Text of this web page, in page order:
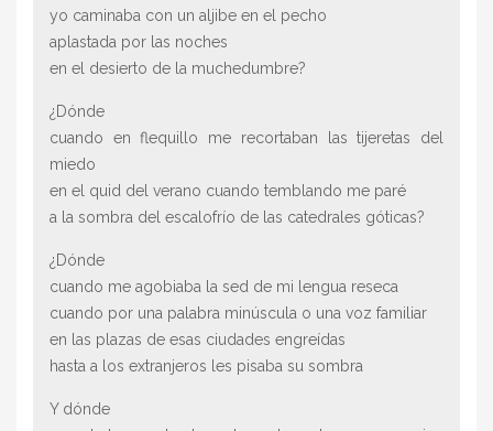
yo caminaba con un aljibe en el pecho
aplastada por las noches
en el desierto de la muchedumbre?
¿Dónde
cuando en flequillo me recortaban las tijeretas del
miedo
en el quid del verano cuando temblando me paré
a la sombra del escalofrío de las catedrales góticas?
¿Dónde
cuando me agobiaba la sed de mi lengua reseca
cuando por una palabra minúscula o una voz familiar
en las plazas de esas ciudades engreídas
hasta a los extranjeros les pisaba su sombra
Y dónde